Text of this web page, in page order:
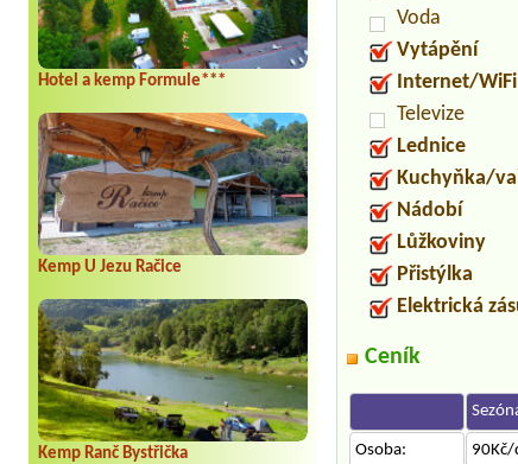
Hotel a kemp Formule***
Kemp U Jezu Račice
Kemp Ranč Bystřička
Voda
Vytápění
Internet/WiFi
Televize
Lednice
Kuchyňka/
Nádobí
Lůžkoviny
Přistýlka
Elektrická
Ceník
Osoba: 90Kč/